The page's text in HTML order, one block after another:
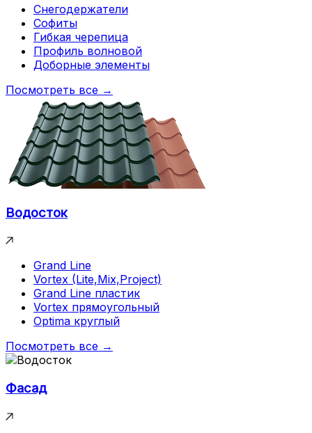
Снегодержатели
Софиты
Гибкая черепица
Профиль волновой
Доборные элементы
Посмотреть все →
Водосток
Grand Line
Vortex (Lite,Mix,Project)
Grand Line пластик
Vortex прямоугольный
Optima круглый
Посмотреть все →
Фасад